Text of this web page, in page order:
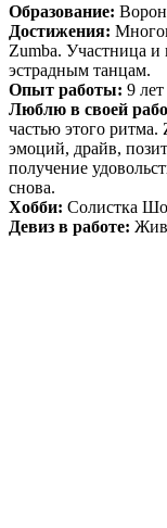
Образование:
Достижения:
Zumba. Участница и
эстрадным танцам.
Опыт работы: 9 лет
Люблю в своей
частью этого
эмоций, драйв,
получение
снова.
Хобби: Солистка
Девиз в работе: